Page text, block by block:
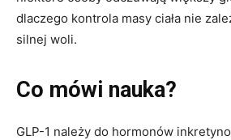
dlaczego kontrola masy ciała nie
silnej woli.
Co mówi nauka?
GLP-1 należy do hormonów